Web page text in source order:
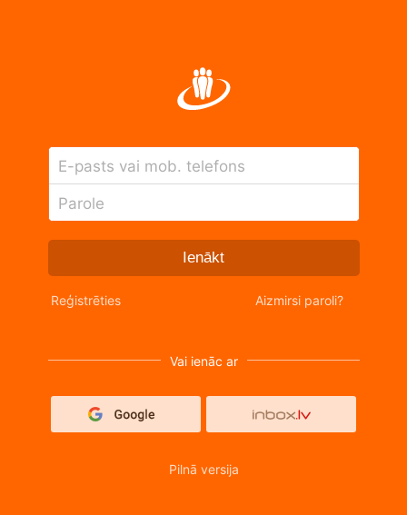
E-pasts vai mob. telefons
Parole
Ienākt
Reģistrēties Aizmirsi paroli?
Vai ienāc ar
Pilnā versija